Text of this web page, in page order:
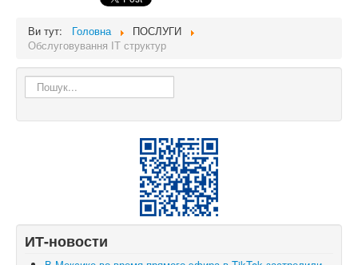
Ви тут: Головна
ПОСЛУГИ
Обслуговування ІТ структур
Пошук...
ИТ-новости